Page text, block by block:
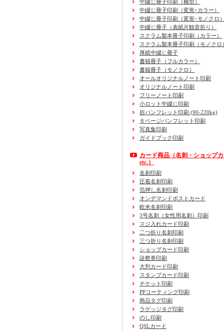
中綴じ冊子印刷
（横型）
中綴じ冊子印刷
（変形･カラー）
中綴じ冊子印刷
（変形･モノクロ
中綴じ冊子（表紙片観音折り）
スクラム製本冊子印刷
（カラー）
スクラム製本冊子印刷
（モノクロ
厚紙中綴じ冊子
書籍冊子 （フルカラー）
書籍冊子 （モノクロ）
オールオリジナルノート印刷
オリジナルノート印刷
フリーノート印刷
小ロット中綴じ印刷
折パンフレット印刷 (90-220kg)
６ページパンフレット印刷
写真集印刷
ガイドブック印刷
カード商品 （名刺・ショップ
etc.）
名刺印刷
圧着名刺印刷
箔押し名刺印刷
オンデマンドポストカード
欧米名刺印刷
3号名刺
（女性用名刺） 印刷
スジ入れカード印刷
二つ折り名刺印刷
三つ折り名刺印刷
ショップカード印刷
診察券印刷
大判カード印刷
スタンプカード印刷
チケット印刷
PPコーティング印刷
商品タグ印刷
ラゲッジタグ印刷
のし印刷
QSLカード